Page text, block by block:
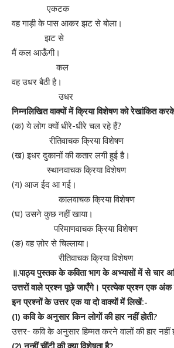
एकटक
वह गाड़ी के पास आकर
झट से
मैं कल
कल
वह उधर
उधर
निम्नलिखित वाक्यों में क्रिया विशेषण को रेखांकित
(क) ये लोग क्यों धीरे-
रीतिवाचक क्रिया विशेषण
(ख) इधर दुकानों की कतार
स्थानवाचक क्रिया विशेषण
(ग) आज ईद
कालवाचक क्रिया विशेषण
(घ) उसने कुछ नहीं
परिमाणवाचक क्रिया विशेषण
(ङ) वह ज़ोर से
रीतिवाचक क्रिया विशेषण
॥.पाठ्य पुस्तक के कविता भाग के अभ्यासों में से चार
उत्तरों वाले प्रश्न पूछे जाएँगे। प्रत्येक प्रश्न एक अंक
इन प्रश्नों के उत्तर एक या दो वाक्यों में लिखें:-
(1) कवि के अनुसार किन लोगों की हार नहीं होती?
उत्तर- कवि के अनुसार हिम्मत करने वालों की हार नहीं